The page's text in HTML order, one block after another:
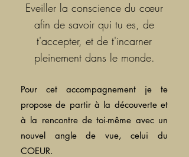
Eveiller la conscience du cœur
afin de savoir qui tu es, de
t'accepter, et de t'incarner
pleinement dans le monde.
Pour cet accompagnement je te
propose de partir à la découverte et
à la rencontre de toi-même avec un
nouvel angle de vue, celui du
COEUR.